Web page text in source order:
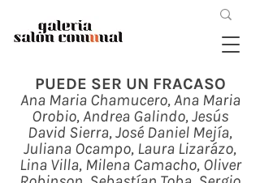
PUEDE SER UN FRACASO
Ana Maria Chamucero, Ana Maria
Orobio, Andrea Galindo, Jesús
David Sierra, José Daniel Mejía,
Juliana Ocampo, Laura Lizarázo,
Lina Villa, Milena Camacho, Oliver